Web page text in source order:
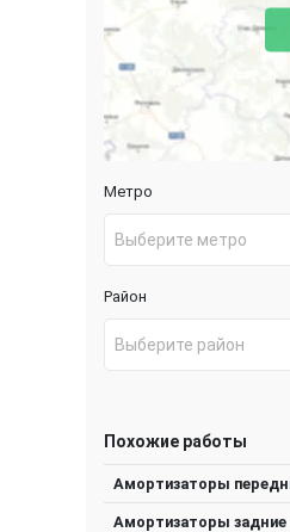
Метро
Выберите метро
Район
Выберите район
Похожие работы
Амортизаторы
Амортизаторы задние